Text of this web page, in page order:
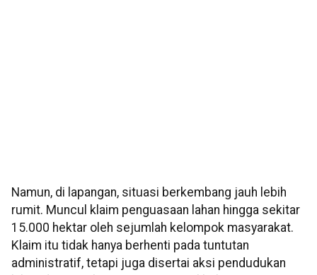
Namun, di lapangan, situasi berkembang jauh lebih
rumit. Muncul klaim penguasaan lahan hingga sekitar
15.000 hektar oleh sejumlah kelompok masyarakat.
Klaim itu tidak hanya berhenti pada tuntutan
administratif, tetapi juga disertai aksi pendudukan